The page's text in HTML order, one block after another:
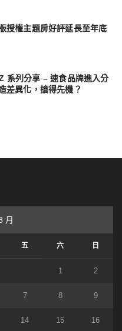
授權主題房好評延長至年底
系列分享 – 速食品牌進入分
差異化，搶得先機？
月
五 六 日
1 2
7 8 9
14 15 16